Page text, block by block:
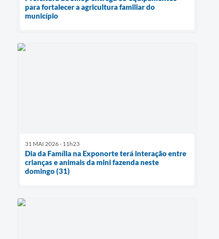
para fortalecer a agricultura familiar do
município
31 MAI 2026 - 11h23
Dia da Família na Exponorte terá interação entre
crianças e animais da mini fazenda neste
domingo (31)